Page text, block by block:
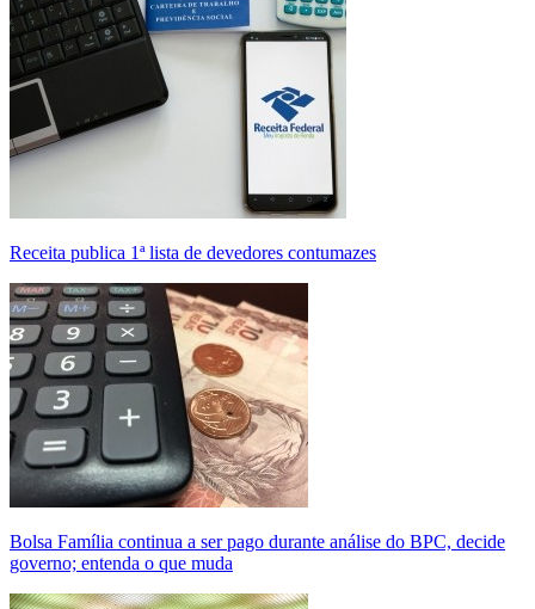
Receita publica 1ª lista de devedores contumazes
Bolsa Família continua a ser pago durante análise do BPC, decide
governo; entenda o que muda